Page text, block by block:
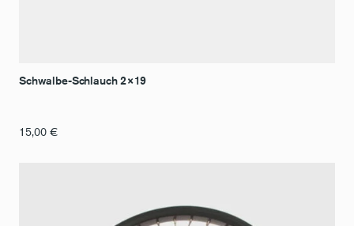
Schwalbe-Schlauch 2×19
15,00 €